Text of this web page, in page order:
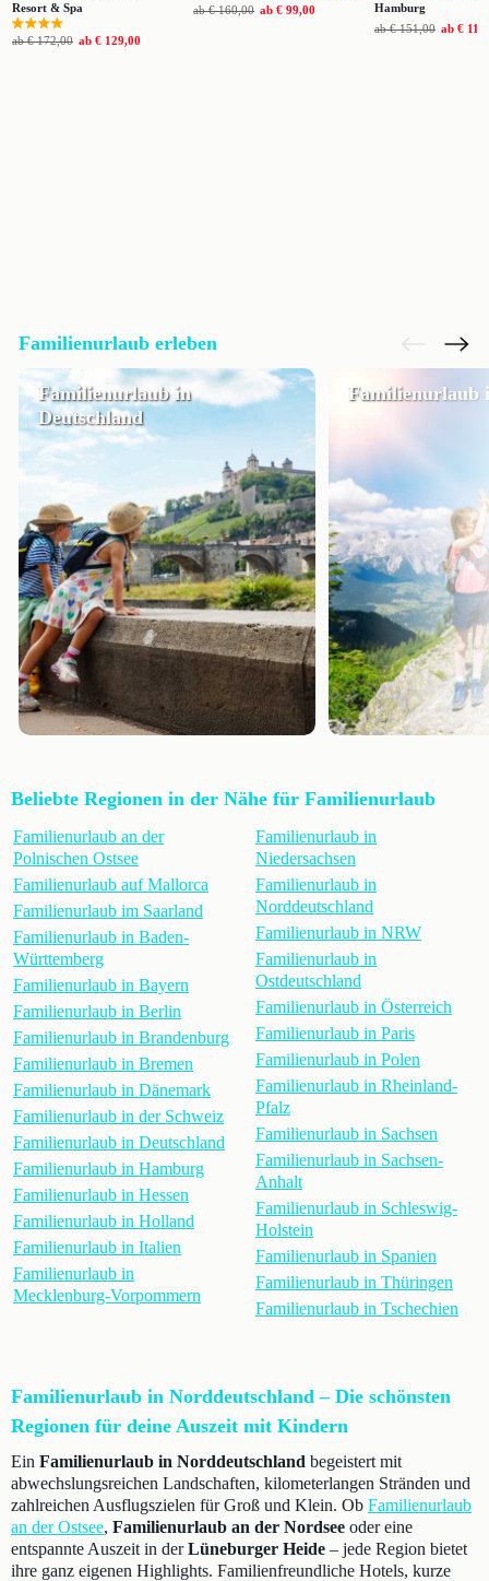
Resort & Spa
ab € 172,00 ab € 129,00
ab € 160,00 ab € 99,00
Hamburg
ab € 151,00 ab €
Familienurlaub erleben
Familienurlaub in
Deutschland
Familienurlaub
Beliebte Regionen in der Nähe für Familienurlaub
Familienurlaub an der
Polnischen Ostsee
Familienurlaub auf Mallorca
Familienurlaub im Saarland
Familienurlaub in Baden-
Württemberg
Familienurlaub in Bayern
Familienurlaub in Berlin
Familienurlaub in Brandenburg
Familienurlaub in Bremen
Familienurlaub in Dänemark
Familienurlaub in der Schweiz
Familienurlaub in Deutschland
Familienurlaub in Hamburg
Familienurlaub in Hessen
Familienurlaub in Holland
Familienurlaub in Italien
Familienurlaub in
Mecklenburg-Vorpommern
Familienurlaub in
Niedersachsen
Familienurlaub in
Norddeutschland
Familienurlaub in NRW
Familienurlaub in
Ostdeutschland
Familienurlaub in Österreich
Familienurlaub in Paris
Familienurlaub in Polen
Familienurlaub in Rheinland-
Pfalz
Familienurlaub in Sachsen
Familienurlaub in Sachsen-
Anhalt
Familienurlaub in Schleswig-
Holstein
Familienurlaub in Spanien
Familienurlaub in Thüringen
Familienurlaub in Tschechien
Familienurlaub in Norddeutschland – Die schönsten
Regionen für deine Auszeit mit Kindern
Ein Familienurlaub in Norddeutschland begeistert mit
abwechslungsreichen Landschaften, kilometerlangen Stränden und
zahlreichen Ausflugszielen für Groß und Klein. Ob Familienurlaub
an der Ostsee, Familienurlaub an der Nordsee oder eine
entspannte Auszeit in derLüneburger Heide – jede Region bietet
ihre ganz eigenen Highlights. Familienfreundliche Hotels, kurze